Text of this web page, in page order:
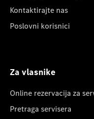
Kontaktirajte nas
Poslovni korisnici
Za vlasnike
Online rezervacija za
Pretraga servisera